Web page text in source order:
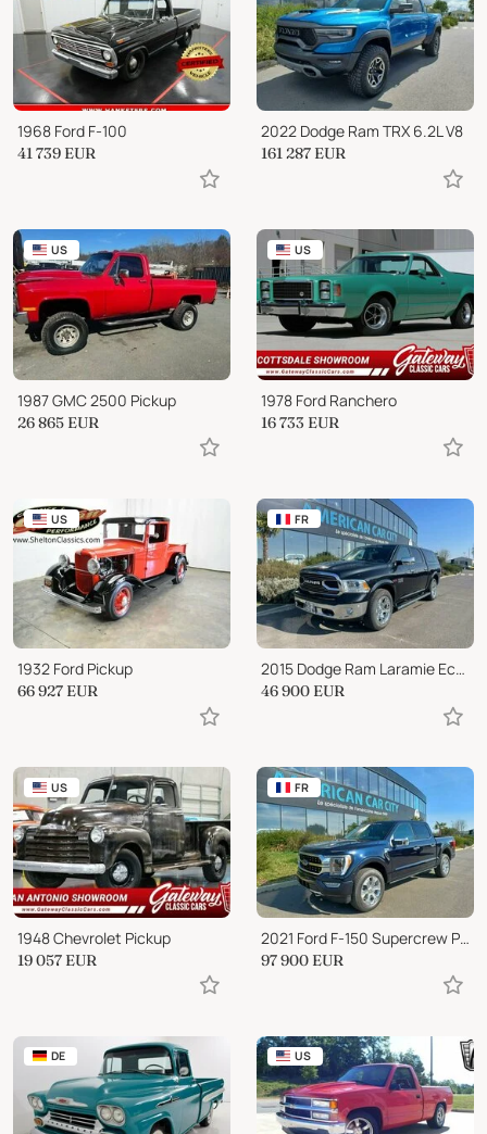
1968 Ford F-100
41 739 EUR
2022 Dodge Ram TRX 6.2L V8
161 287 EUR
US
1987 GMC 2500 Pickup
26 865 EUR
US
1978 Ford Ranchero
16 733 EUR
US
1932 Ford Pickup
66 927 EUR
FR
2015 Dodge Ram Laramie Ecodiesel V6 3.0L Hardtop
46 900 EUR
US
1948 Chevrolet Pickup
19 057 EUR
FR
2021 Ford F-150 Supercrew Platinum V6 3.5L Ecoboost
97 900 EUR
DE US